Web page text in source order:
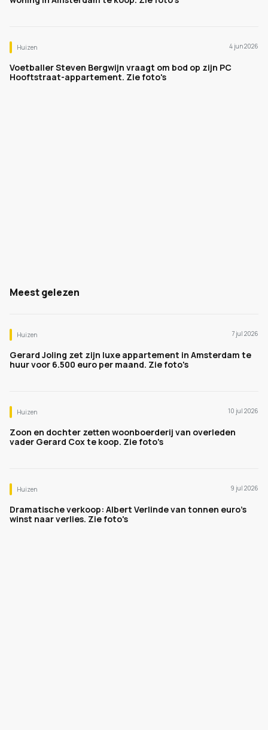
Huizen 4 jun 2026
Voetballer Steven Bergwijn vraagt om bod op zijn PC
Hooftstraat-appartement. Zie foto's
Meest gelezen
Huizen 7 jul 2026
Gerard Joling zet zijn luxe appartement in Amsterdam te
huur voor 6.500 euro per maand. Zie foto's
Huizen 10 jul 2026
Zoon en dochter zetten woonboerderij van overleden
vader Gerard Cox te koop. Zie foto's
Huizen 9 jul 2026
Dramatische verkoop: Albert Verlinde van tonnen euro's
winst naar verlies. Zie foto's